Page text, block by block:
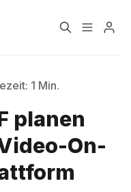
3 Zeichen ein
1 Min.
planen
On-